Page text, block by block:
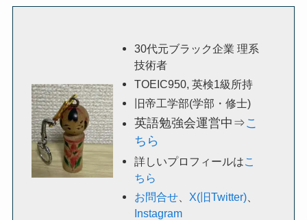
30代元ブラック企業 理系
技術者
TOEIC950, 英検1級所持
旧帝工学部(学部・修士)
英語勉強会運営中⇒こ
ちら
詳しいプロフィールはこ
ちら
お問合せ、 X(旧Twitter)、
Instagram